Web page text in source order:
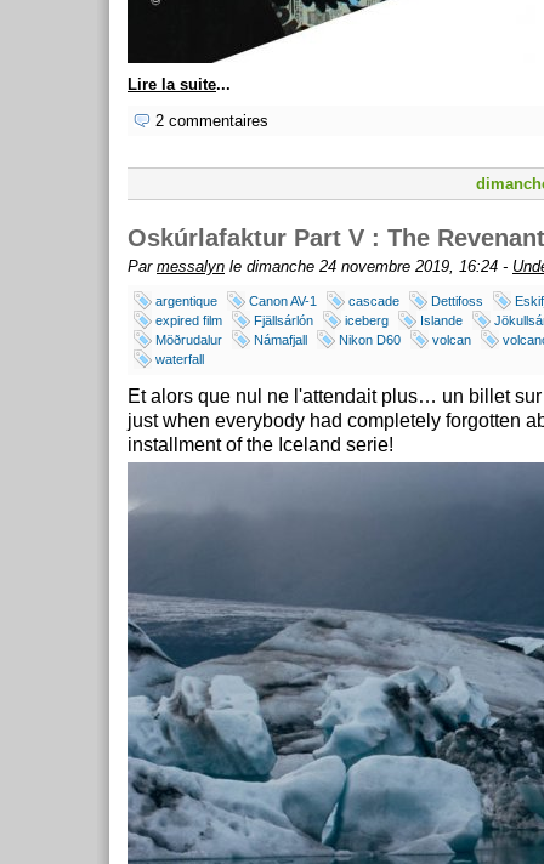
Lire la suite...
2 commentaires
Oskúrlafaktur Part V : The Revenant
Par messalyn le dimanche 24 novembre 2019, 16:24 -
argentique Canon AV-1 cascade Dettifoss
expired film
Fjällsárlón iceberg Islande
Möðrudalur
Námafjall Nikon D60 volcan
waterfall
Et alors que nul ne l'attendait plus… un billet
just when everybody had completely forgotten
installment of the Iceland serie!